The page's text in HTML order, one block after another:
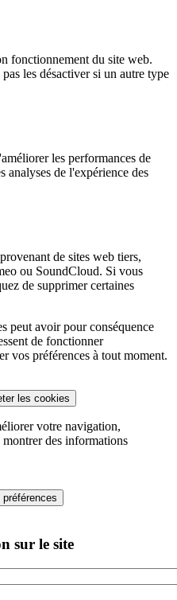
fonctionnement du site web.
les désactiver si un autre type
les performances de
analyses de l'expérience des
de sites web tiers,
ou SoundCloud. Si vous
de supprimer certaines
peut avoir pour conséquence
de fonctionner
vos préférences à tout moment.
les cookies
votre navigation,
des informations
préférences
sur le site